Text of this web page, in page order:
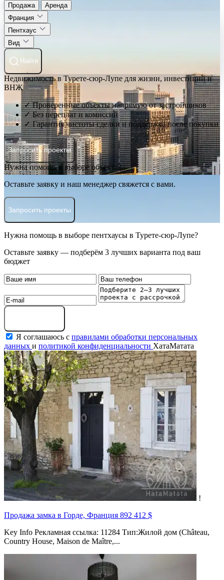
Продажа
Аренда
Франция
Пентхаус
Вид
Найти
Недвижимость в Турете-сюр-Лупе для жизни, инвестиций и
ВНЖ
✓ Проверенные объекты напрямую от застройщиков
✓ Без переплат и комиссий
✓ Гарантия чистоты сделки и поддержка после покупки
Запросить проекты
Нужна помощь в выборе объекта?
Оставьте заявку и наш менеджер свяжется с вами.
Запросить проекты
Нужна помощь в выборе пентхаусы в Турете-сюр-Лупе?
Оставьте заявку — подберём 3 лучших варианта под ваш
бюджет
Я соглашаюсь с правилами обработки персональных
данных и политикой конфиденциальности ХатаМатата
!
Продажа замка в Горде, Франция 892 412 $
Key Info Рекламная ссылка: 11284 Тип:Жилой дом (Château,
Country House, Maison de Maître,...